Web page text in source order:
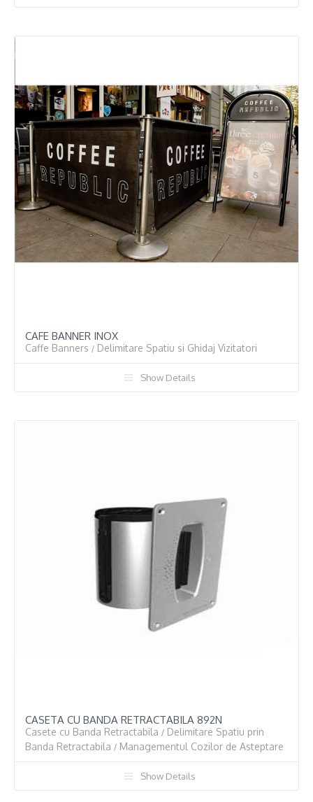
CAFE BANNER INOX
Caffe Banners / Delimitare Spatiu si Ghidaj Vizitatori
Show Details
CASETA CU BANDA RETRACTABILA 892N
Casete cu Banda Retractabila / Delimitare Spatiu prin
Banda Retractabila / Managementul Cozilor de Asteptare
Show Details